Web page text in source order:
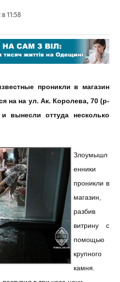
в 11:58
проникли в магазин
на на ул. Ак. Королева, 70 (р-
вынесли оттуда несколько
Злоумышл
енники
проникли в
магазин,
разбив
витрину с
помощью
крупного
камня.